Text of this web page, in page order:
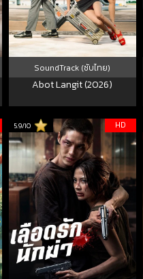
SoundTrack (ซับไทย)
Abot Langit (2026)
5.9/10 HD